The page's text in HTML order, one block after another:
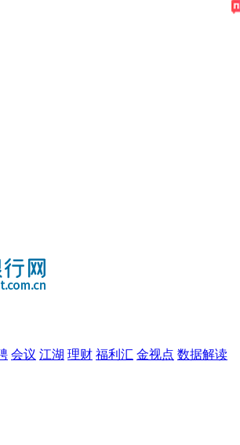
会议 江湖 理财 福利汇 金视点 数据解读